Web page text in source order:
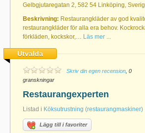
Gelbgjutaregatan 2, 582 54 Linköping,
Beskrivning: Restaurangkläder av god
restaurangkläder för alla era behov.
förkläden, kockskor,… Läs mer ...
Utvalda
Skriv din egen recension , 0
granskningar
Restaurangexperten
Listad i Köksutrustning (restaurangmaskiner)
Lägg till i favoriter